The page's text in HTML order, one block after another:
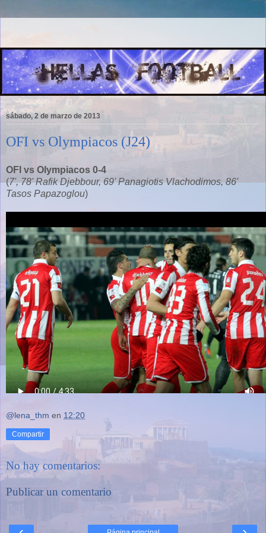
sábado, 2 de marzo de 2013
OFI vs Olympiacos (J24)
OFI vs Olympiacos 0-4
(7', 78' Rafik Djebbour, 69' Panagiotis Vlachodimos, 86'
Tasos Papazoglou)
@lena_thm en 12:20
Compartir
No hay comentarios:
Publicar un comentario